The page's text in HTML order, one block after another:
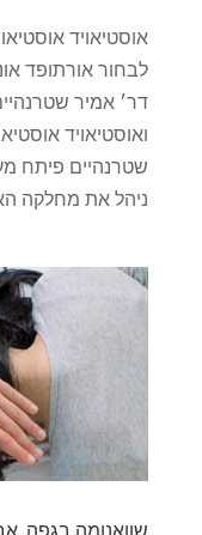
אוסטיאויד
לבחור אורתופד
דר׳ אמיר
ניהל את מחלקה